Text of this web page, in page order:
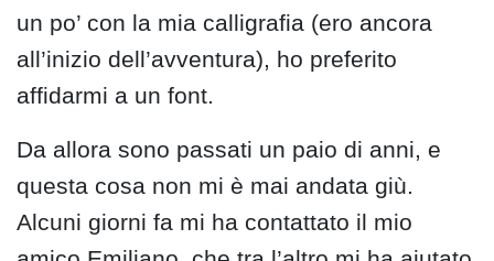
un po’ con la mia calligrafia (ero ancora
all’inizio dell’avventura), ho preferito
affidarmi a un font.
Da allora sono passati un paio di anni, e
questa cosa non mi è mai andata giù.
Alcuni giorni fa mi ha contattato il mio